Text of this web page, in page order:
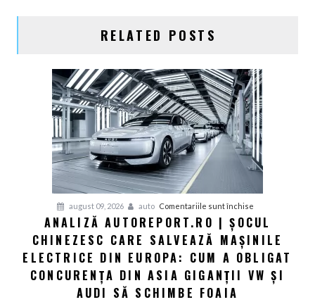
RELATED POSTS
august 09, 2026 auto Comentariile sunt închise
Analiză
Autoreport.ro
|
chinezesc
ANALIZĂ AUTOREPORT.RO | ȘOCUL
CHINEZESC CARE SALVEAZĂ MAȘINILE
ELECTRICE DIN EUROPA: CUM A OBLIGAT
CONCURENȚA DIN ASIA GIGANȚII VW ȘI
AUDI SĂ SCHIMBE FOAIA